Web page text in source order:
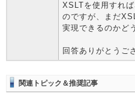
XSLTを使用すれ
のですが、まだ
実現できるのかど
回答ありがとうご
関連トピック＆推奨記事